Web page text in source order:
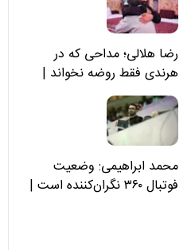
رضا هلالی؛ مداحی که در
هرندی فقط روضه نخواند |
مسئولان «تکیه‌گاه آقا مرتضی
علی(ع)» را جدی‌تر ببینند
محمد ابراهیمی: وضعیت
فوتبال ۳۶۰ نگران‌کننده است |